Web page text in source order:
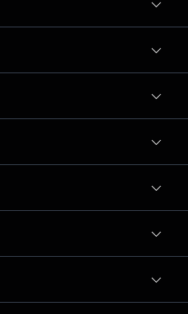
野 店舗情報